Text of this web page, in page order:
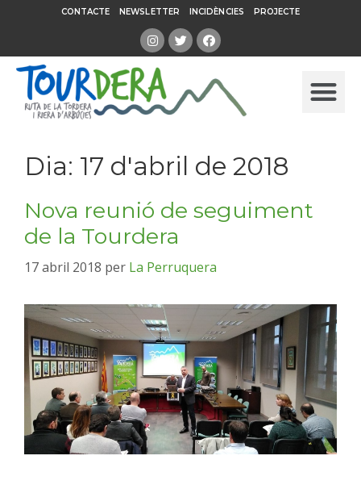
CONTACTE NEWSLETTER INCIDÈNCIES PROJECTE
Dia: 17 d'abril de 2018
Nova reunió de seguiment
de la Tourdera
17 abril 2018 per La Perruquera